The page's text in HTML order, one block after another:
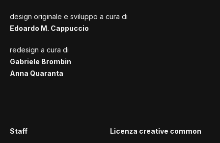
design originale e sviluppo a cura di
Edoardo M. Cappuccio
redesign a cura di
Gabriele Brombin
Anna Quaranta
Staff
Licenza creative common